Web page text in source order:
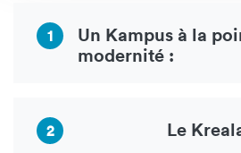
1
Un Kampus à la
modernité :
2 Le